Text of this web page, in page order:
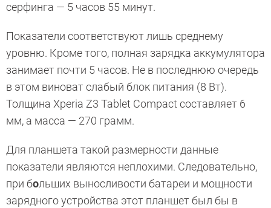
серфинга — 5 часов 55 минут.
Показатели соответствуют лишь среднему
уровню. Кроме того, полная зарядка аккумулятора
занимает почти 5 часов. Не в последнюю очередь
в этом виноват слабый блок питания (8 Вт).
Толщина Xperia Z3 Tablet Compact составляет 6
мм, а масса — 270 грамм.
Для планшета такой размерности данные
показатели являются неплохими. Следовательно,
при больших выносливости батареи и мощности
зарядного устройства этот планшет был бы в